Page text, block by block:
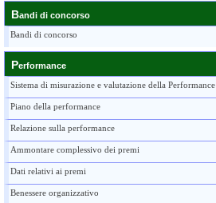
Bandi di concorso
Bandi di concorso
Performance
Sistema di misurazione e valutazione della Performance
Piano della performance
Relazione sulla performance
Ammontare complessivo dei premi
Dati relativi ai premi
Benessere organizzativo